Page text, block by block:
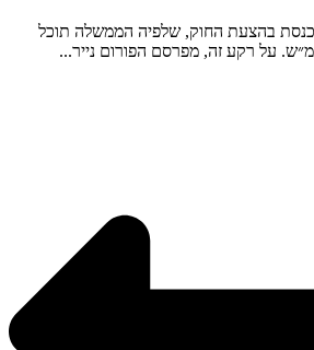
בהצעת החוק, שלפיה הממשלה תוכל
על רקע זה, מפרסם הפורום נייר...